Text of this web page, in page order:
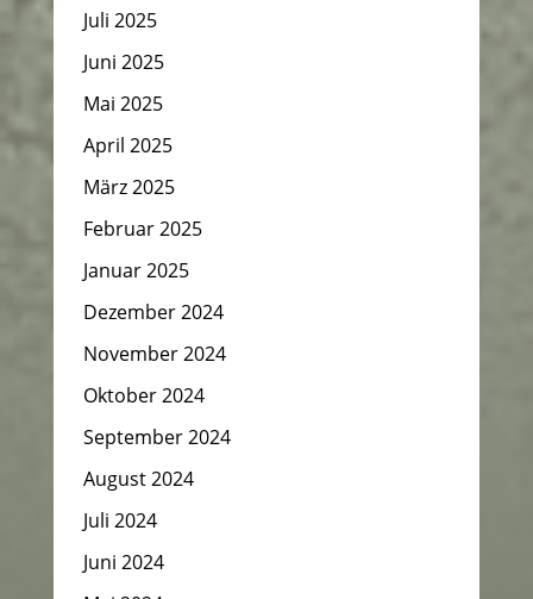
Juli 2025
Juni 2025
Mai 2025
April 2025
März 2025
Februar 2025
Januar 2025
Dezember 2024
November 2024
Oktober 2024
September 2024
August 2024
Juli 2024
Juni 2024